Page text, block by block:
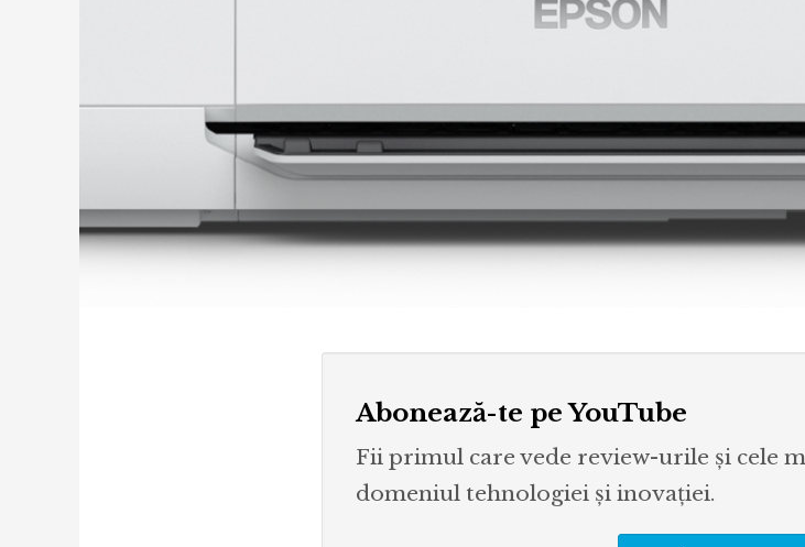
Abonează-te pe YouTube
Fii primul care vede review-urile și cele
domeniul tehnologiei și inovației.